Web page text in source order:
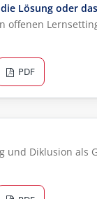
Lösung oder
offenen
PDF
und Diklusion als